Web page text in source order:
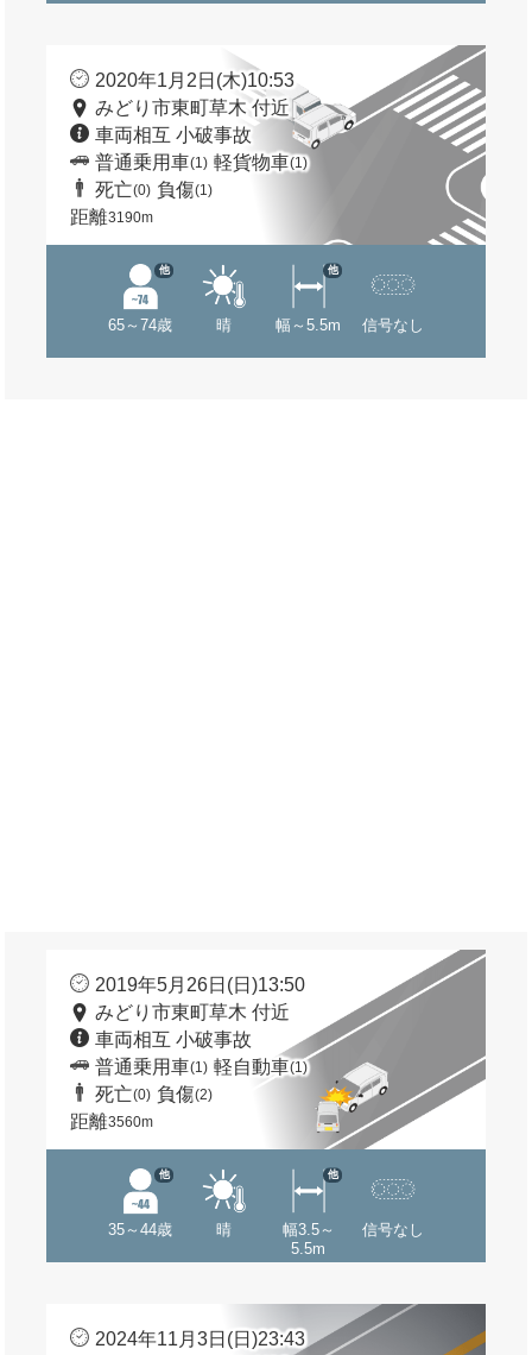
2020年1月2日(木)10:53
みどり市東町草木 付近
車両相互 小破事故
普通乗用車(1) 軽貨物車(1)
死亡(0) 負傷(1)
距離3190m
65～74歳
他
晴 幅～5.5m
他
信号なし
2019年5月26日(日)13:50
みどり市東町草木 付近
車両相互 小破事故
普通乗用車(1) 軽自動車(1)
死亡(0) 負傷(2)
距離3560m
35～44歳
他
晴
幅3.5～
5.5m
他
信号なし
2024年11月3日(日)23:43